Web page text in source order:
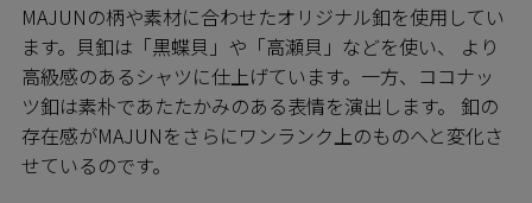
MAJUNの柄や素材に合わせたオリジナル釦を使用してい
ます。貝釦は「黒蝶貝」や「高瀬貝」などを使い、 より
高級感のあるシャツに仕上げています。一方、ココナッ
ツ釦は素朴であたたかみのある表情を演出します。 釦の
存在感がMAJUNをさらにワンランク上のものへと変化さ
せているのです。